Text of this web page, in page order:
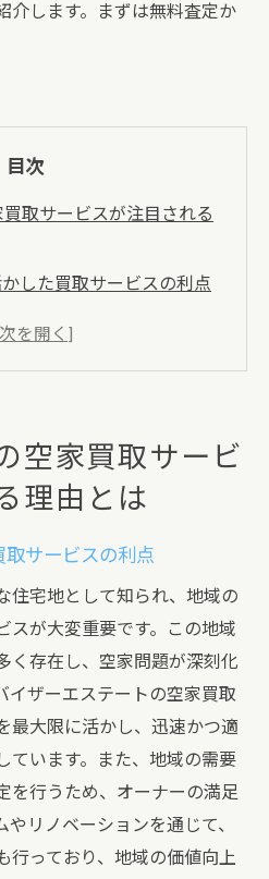
介します。まずは無料査定か
目次
取サービスが注目される
した買取サービスの利点
その解決策
頼と実績
取株式会社リバイザーエ
価の理由
提示方法
応じた柔軟な対応
ザーエステートの信頼性
阪市平野区の空家買取サ
方法
空家買取サービ
理由とは
サービスの利点
住宅地として知られ、地域の
スが大変重要です。この地域
く存在し、空家問題が深刻化
イザーエステートの空家買取
最大限に活かし、迅速かつ適
ています。また、地域の需要
を行うため、オーナーの満足
リノベーションを通じて、
行っており、地域の価値向上